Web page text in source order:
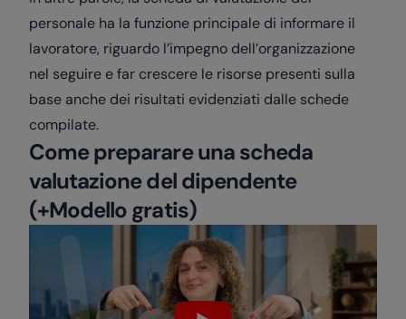
personale ha la funzione principale di informare il
lavoratore, riguardo l’impegno dell’organizzazione
nel seguire e far crescere le risorse presenti sulla
base anche dei risultati evidenziati dalle schede
compilate.
Come preparare una scheda
valutazione del dipendente
(+Modello gratis)